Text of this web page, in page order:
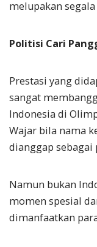
melupakan
Politisi Cari
Prestasi yang
sangat
Indonesia di
Wajar bila nama
dianggap sebagai
Namun bukan
momen spesial
dimanfaatkan